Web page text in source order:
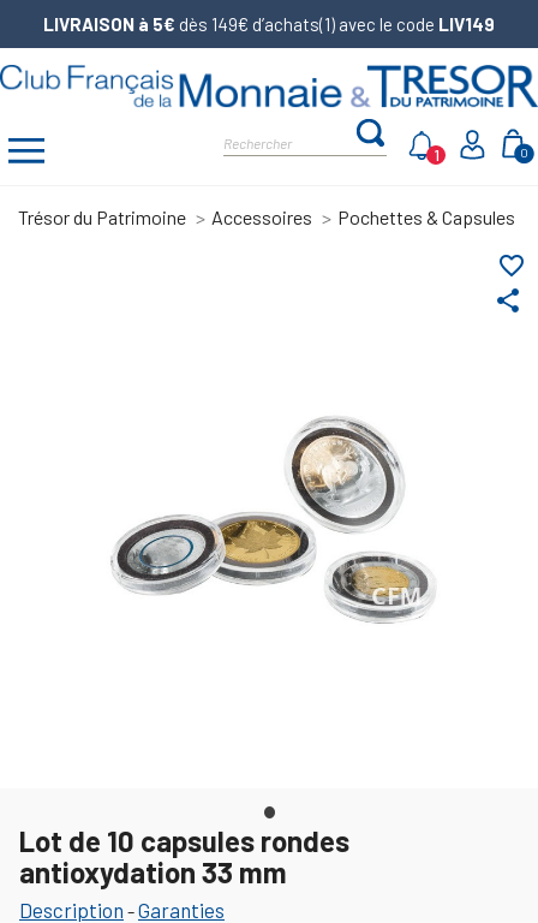
LIVRAISON à 5€ dès 149€ d’achats(1) avec le code LIV149
0
1
Trésor du Patrimoine Accessoires Pochettes & Capsules
share
favorite_border
Lot de 10 capsules rondes
antioxydation 33 mm
Description -Garanties